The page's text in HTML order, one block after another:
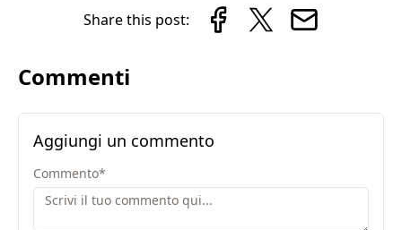
Share this post:
Commenti
Aggiungi un commento
Commento*